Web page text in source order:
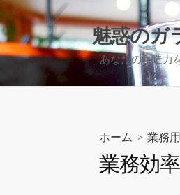
コ
ン
テ
ン
ツ
魅惑のガ
あなたの創造力
ホーム > 業務用
業務効